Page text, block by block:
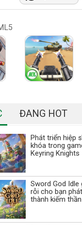
ĐANG HOT
Phát triển hiệp
khóa trong
Keyring Knights
Sword God Idle
rỗi cho bạn
thành kiếm thần